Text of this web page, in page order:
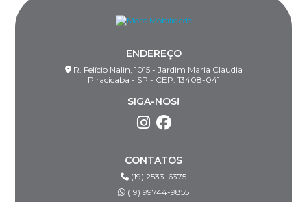
ENDEREÇO
R. Felício Nalin, 1015 - Jardim Maria Claudia
Piracicaba - SP - CEP: 13408-041
SIGA-NOS!
CONTATOS
(19) 2533-6375
(19) 99744-9855